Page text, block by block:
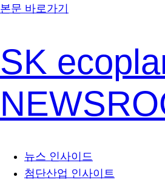
본문 바로가기
SK
뉴스 인사이드
첨단산업 인사이트